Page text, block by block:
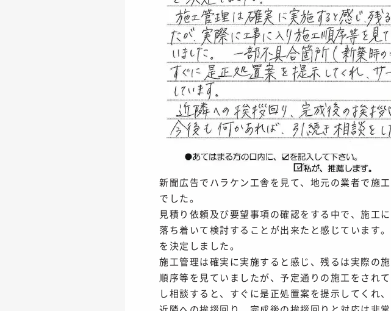
新聞広告でハラケン工舎を見て、地元の業者で施
でした。
見積り依頼及び要望事項の確認をする中で、施工
落ち着いて検討することが出来たと感じています
を決定しました。
施工管理は確実に実施すると感じ、残るは実際の
順序等を見ていましたが、予定通りの施工をされ
し相談すると、すぐに是正処置案を提示してくれ